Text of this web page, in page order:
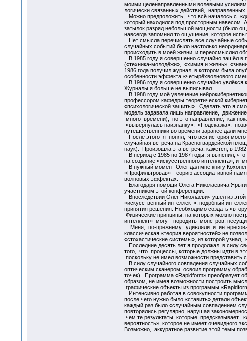
моими целенаправленными волевыми
логически связанных действий,
Можно предположить, что всё началось с
который находился под просторным навесом.
затылок разряд небольшой мощности (было
навсегда запомнил то ощущение, которое
Нет смысла перечислять все случайные
случайных событий было настолько
происходить в моей жизни, и переосмыслил
В 1985 году я совершенно случайно зашёл в
(«техника-молодёжи», «химия и жизнь»,
1986 года получил журнал, в котором была
особенности эффекта «четырёхволнового
В 1986 году я совершенно случайно
Журналы я больше не выписывал.
В 1988 году моё увлечение
профессором кафедры теоретической
«психологической защиты». Сделать это я
модель задавала лишь направление,
много времени), но это направление, как
«вывернулась наизнанку». «Подсказка»,
путешественники во времени заранее дали
После этого я понял, что вся история
случайная встреча на Красногвардейской
наук). Произошла эта встреча, кажется, в 1982
В период с 1985 по 1987 годы, я выяснил,
на создание «искусственного интеллекта», и
В нужный момент Олег дал мне книгу
«Профильтровав» теорию ассоциативной
волновых эффектах.
Благодаря помощи Олега Николаевича
участником этой конференции.
Впоследствии Олег Николаевич ушёл из
«искусственный интеллект», подобный
принятия решения. Необходимо создать
Физические принципы, на которых можно
интеллект» могут породить монстров,
Меня, по-прежнему, удивляли и
классическая «теория вероятностей» не
«стохастические системы», из которой
Последние десять лет я продолжал, в силу
того, что процессы, которые должны идти в
поскольку не имел возможности представить
В силу случайного совпадения случайных
оптическим сканером, освоил программу
точек). Программа «Rapidform» преобразует
образом, не имея возможности построить
графические объекты из программы
Интенсивно работая в совокупности
после чего нужно было «ставить» детали
каждый раз было «случайным совпадением
повторялись регулярно, нарушая
чем те результаты, которые предсказывает
вероятность», которое не имеет очевидного
Возможно, аккуратное развитие этой темы